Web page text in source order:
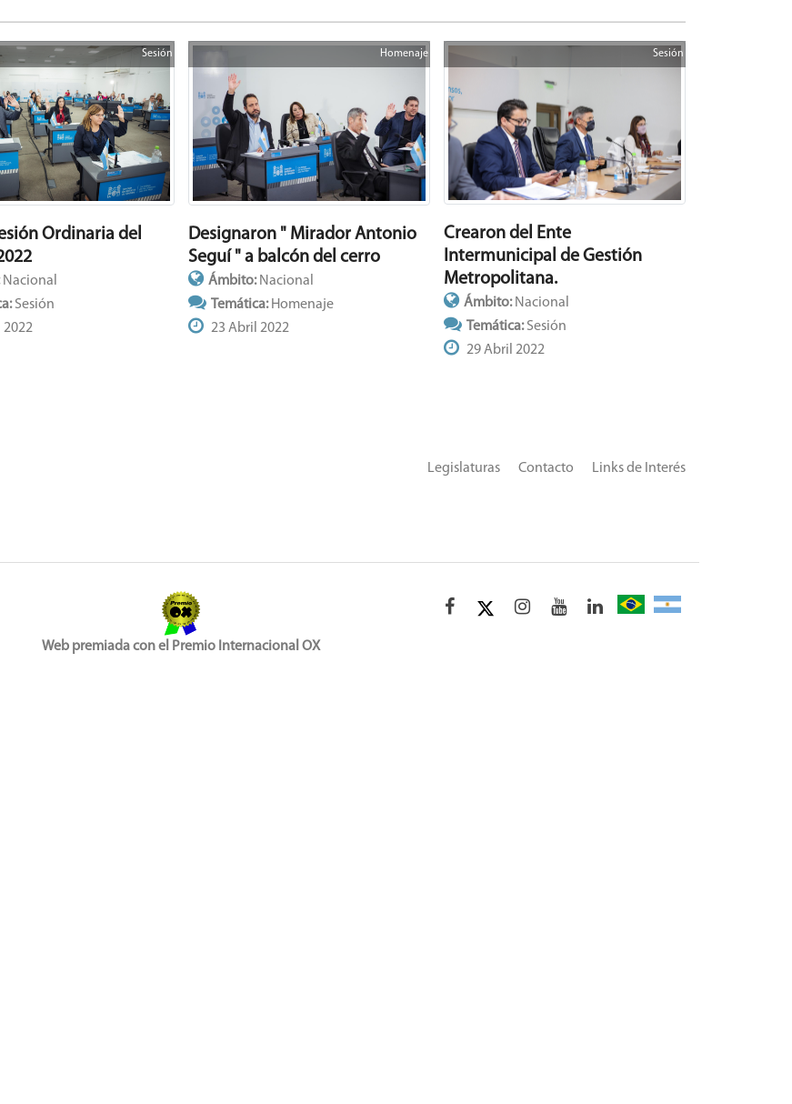
Sesión
Ordinaria del
Nacional
Sesión
2022
Homenaje
Designaron " Mirador Antonio
Seguí " a balcón del cerro
Ámbito: Nacional
Temática: Homenaje
23 Abril 2022
Sesión
Crearon del Ente
Intermunicipal de Gestión
Metropolitana.
Ámbito:Nacional
Temática:Sesión
29 Abril 2022
Links de Interés
Contacto
Legislaturas
Web premiada con el Premio Internacional OX